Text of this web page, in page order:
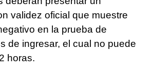
validez oficial que muestre
en la prueba de
de ingresar, el cual no puede
horas.